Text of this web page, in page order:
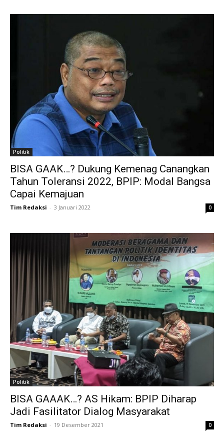
Politik
BISA GAAK…? Dukung Kemenag Canangkan
Tahun Toleransi 2022, BPIP: Modal Bangsa
Capai Kemajuan
Tim Redaksi - 3 Januari 2022 0
Politik
BISA GAAAK…? AS Hikam: BPIP Diharap
Jadi Fasilitator Dialog Masyarakat
Tim Redaksi - 19 Desember 2021 0